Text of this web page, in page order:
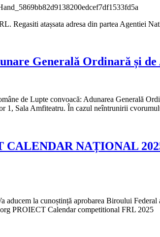
Regasiti atașsata adresa din partea Agentiei
Generală Ordinară și de
de Lupte convoacă: Adunarea Generală
1, Sala Amfiteatru. În cazul neîntrunirii
CALENDAR NAȚIONAL
aducem la cunoștință aprobarea Biroului
PROIECT Calendar competitional FRL 2025